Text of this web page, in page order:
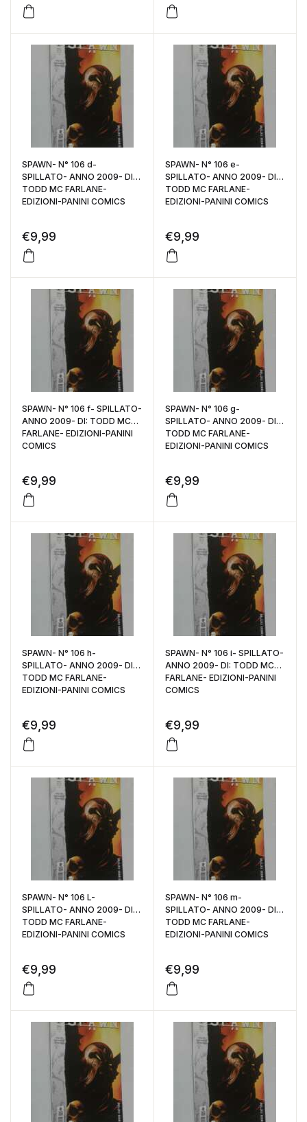
SPAWN- N° 106 d-
SPILLATO- ANNO 2009- DI:
TODD MC FARLANE-
EDIZIONI-PANINI COMICS
€9,99
SPAWN- N° 106 e-
SPILLATO- ANNO 2009- DI:
TODD MC FARLANE-
EDIZIONI-PANINI COMICS
€9,99
SPAWN- N° 106 f- SPILLATO-
ANNO 2009- DI: TODD MC
FARLANE- EDIZIONI-PANINI
COMICS
€9,99
SPAWN- N° 106 g-
SPILLATO- ANNO 2009- DI:
TODD MC FARLANE-
EDIZIONI-PANINI COMICS
€9,99
SPAWN- N° 106 h-
SPILLATO- ANNO 2009- DI:
TODD MC FARLANE-
EDIZIONI-PANINI COMICS
€9,99
SPAWN- N° 106 i- SPILLATO-
ANNO 2009- DI: TODD MC
FARLANE- EDIZIONI-PANINI
COMICS
€9,99
SPAWN- N° 106 L-
SPILLATO- ANNO 2009- DI:
TODD MC FARLANE-
EDIZIONI-PANINI COMICS
€9,99
SPAWN- N° 106 m-
SPILLATO- ANNO 2009- DI:
TODD MC FARLANE-
EDIZIONI-PANINI COMICS
€9,99